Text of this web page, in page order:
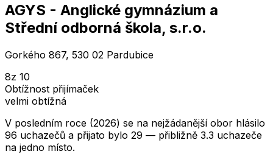
AGYS - Anglické gymnázium a
Střední odborná škola, s.r.o.
Gorkého 867, 530 02 Pardubice
8z 10
Obtížnost přijímaček
velmi obtížná
V posledním roce (2026) se na nejžádanější obor hlásilo
96 uchazečů a přijato bylo 29 — přibližně 3.3 uchazeče
na jedno místo.